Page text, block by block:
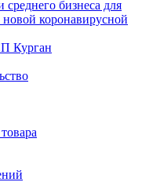
бизнеса для
коронавирусной
Курган